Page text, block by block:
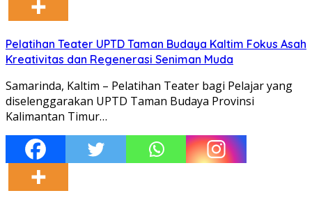
Pelatihan Teater UPTD Taman Budaya Kaltim Fokus Asah
Kreativitas dan Regenerasi Seniman Muda
Samarinda, Kaltim – Pelatihan Teater bagi Pelajar yang
diselenggarakan UPTD Taman Budaya Provinsi
Kalimantan Timur…